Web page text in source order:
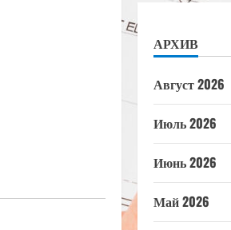
АРХИВ
Август 2026
Июль 2026
Июнь 2026
Май 2026